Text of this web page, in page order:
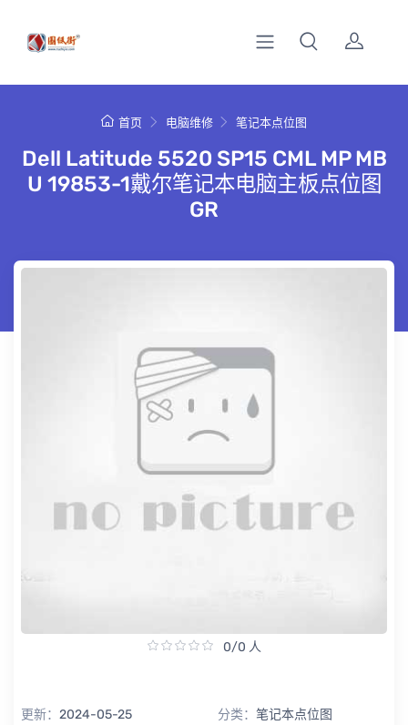
首页 电脑维修 笔记本点位图
Dell Latitude 5520 SP15 CML MP MB
U 19853-1戴尔笔记本电脑主板点位图
GR
0/0 人
更新： 2024-05-25 分类： 笔记本点位图